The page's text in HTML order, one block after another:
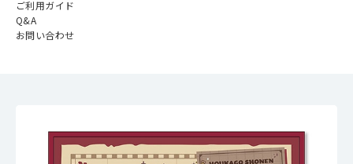
ご利用ガイド
Q&A
お問い合わせ